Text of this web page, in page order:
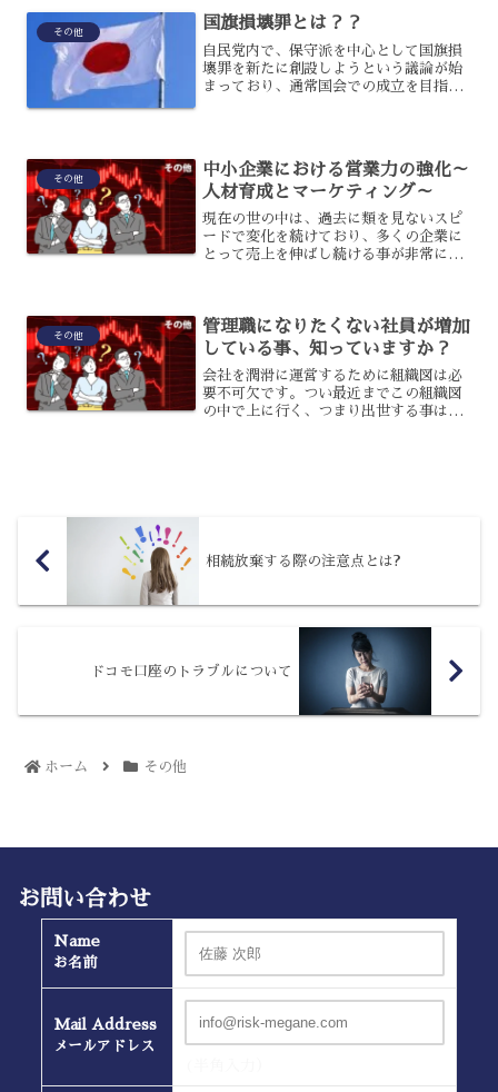
きなダメージを与...
その他 国旗損壊罪とは？？
自民党内で、保守派を中心として国旗損
壊罪を新たに創設しようという議論が始
まっており、通常国会での成立を目指し
うか？国旗損壊罪について...
その他
中小企業における営業力の強化～
人材育成とマーケティング～
現在の世の中は、過去に類を見ないスピ
ードで変化を続けており、多くの企業に
とって売上を伸ばし続ける事が非常に難
差別化がやりにくくなり、...
その他
管理職になりたくない社員が増加
している事、知っていますか？
会社を潤滑に運営するために組織図は必
要不可欠です。つい最近までこの組織図
の中で上に行く、つまり出世する事は働
相続放棄する際の注意点とは?
ドコモ口座のトラブルについて
ホーム その他
お問い合わせ
Name
お名前
Mail Address
メールアドレス